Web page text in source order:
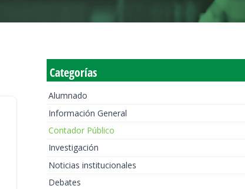
Categorías
Alumnado
Información General
Contador Público
Investigación
Noticias institucionales
Debates